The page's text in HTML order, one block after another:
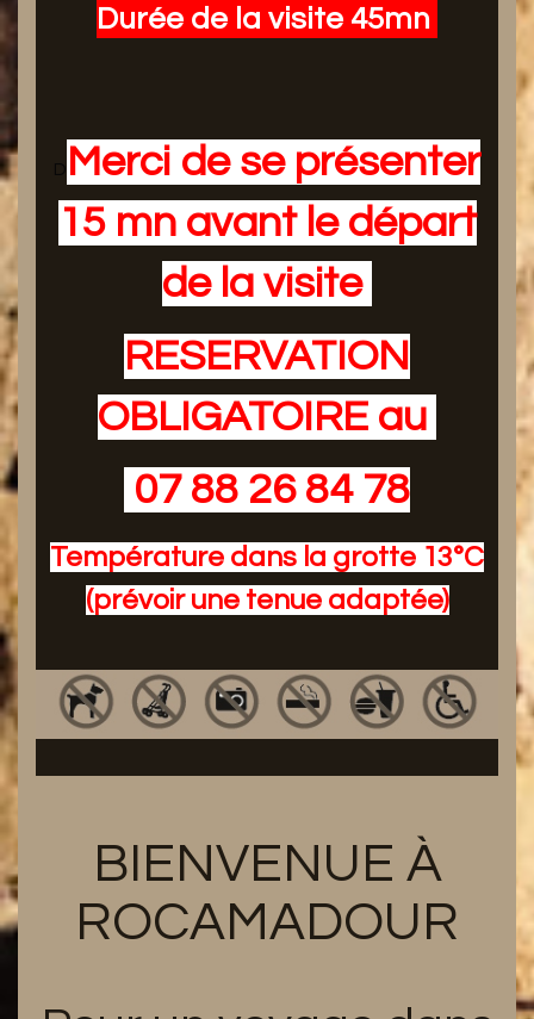
Durée de la visite 45mn
D Merci de se présenter
15 mn avant le départ
de la visite
RESERVATION
OBLIGATOIRE au
07 88 26 84 78
Température dans la grotte 13°C
(prévoir une tenue adaptée)
BIENVENUE À
ROCAMADOUR